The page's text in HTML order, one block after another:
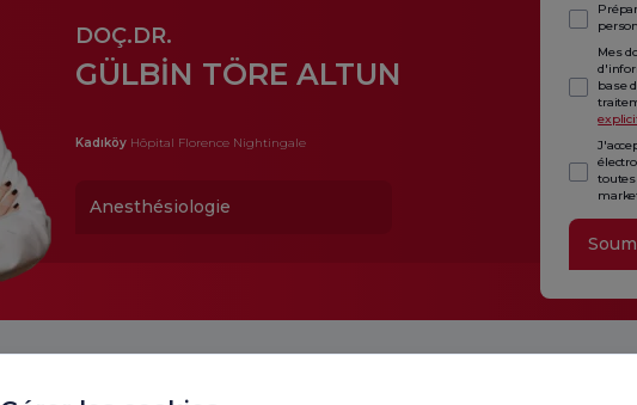
DOÇ.DR.
GÜLBİN TÖRE ALTUN
KadıköyHôpital Florence Nightingale
Anesthésiologie
Mes
base